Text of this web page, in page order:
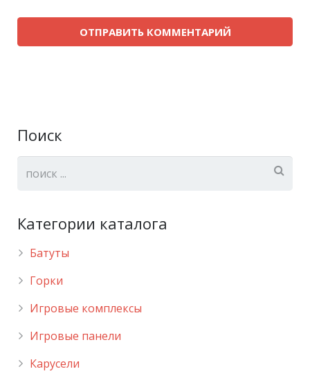
Поиск
Категории каталога
Батуты
Горки
Игровые комплексы
Игровые панели
Карусели